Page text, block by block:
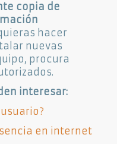
copia de
hacer
nuevas
procura
interesar:
en internet